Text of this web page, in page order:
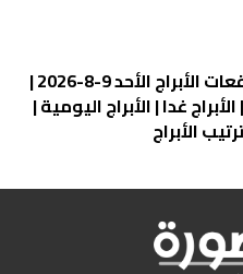
حظك اليوم توقعات الأبراج الأحد 9-8-2026 |
غدا | الأبراج اليومية |
الأبراج